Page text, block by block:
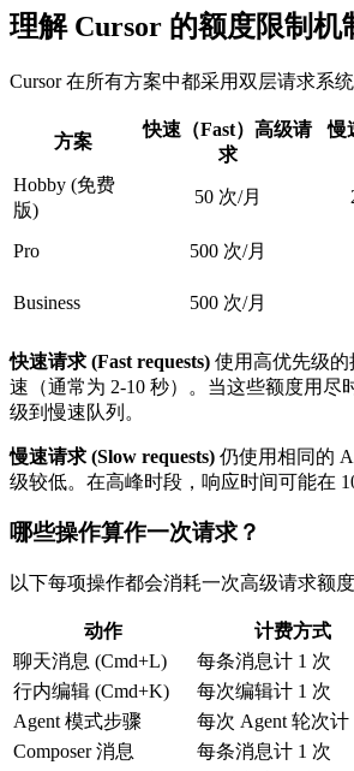
理解 Cursor 的额度限制机
Cursor 在所有方案中都采用双层请求系统
方案
快速（Fast）高级请
求
慢
Hobby (免费
版)
50 次/月
Pro 500 次/月
Business
500 次/月
快速请求 (Fast requests) 使用高优先级
速（通常为 2-10 秒）。当这些额度用尽
级到慢速队列。
慢速请求 (Slow requests) 仍使用相同的
级较低。在高峰时段，响应时间可能在
哪些操作算作一次请求？
以下每项操作都会消耗一次高级请求额度
动作
计费方式
聊天消息 (Cmd+L)
每条消息计 1 次
行内编辑 (Cmd+K)
每次编辑计 1 次
Agent 模式步骤
每次 Agent 轮次计
Composer 消息
每条消息计 1 次